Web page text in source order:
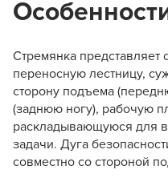
Стремянка
переносную лестницу,
сторону подъема
(заднюю ногу), рабочую
раскладывающуюся для
задачи. Дуга
совместно со стороной